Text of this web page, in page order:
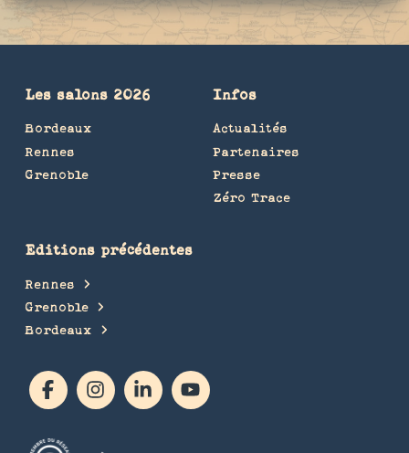
Les salons 2026
Bordeaux
Rennes
Grenoble
Infos
Actualités
Partenaires
Presse
Zéro Trace
Editions précédentes
Rennes
Grenoble
Bordeaux